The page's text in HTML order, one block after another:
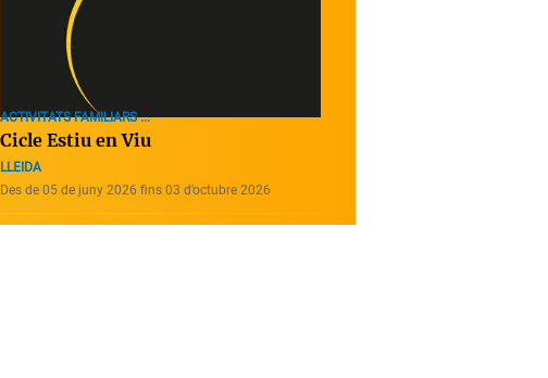
ACTIVITATS FAMILIARS ...
Cicle Estiu en Viu
LLEIDA
Des de 05 de juny 2026 fins 03 d’octubre 2026